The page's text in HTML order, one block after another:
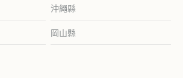
沖繩縣
岡山縣